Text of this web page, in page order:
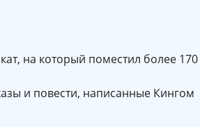
на который поместил более 170
и повести, написанные Кингом